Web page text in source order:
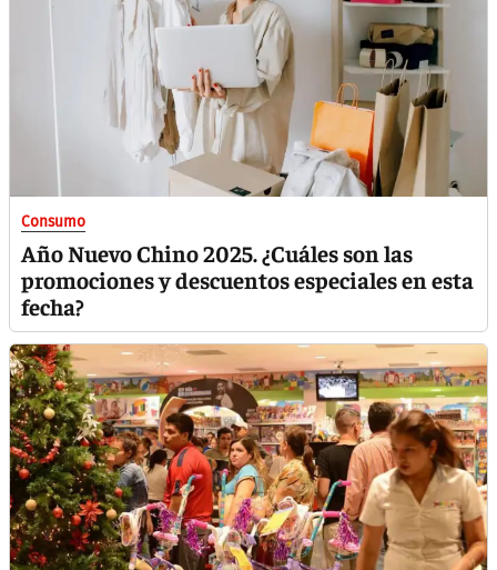
Consumo
Año Nuevo Chino 2025. ¿Cuáles son las
promociones y descuentos especiales en esta
fecha?